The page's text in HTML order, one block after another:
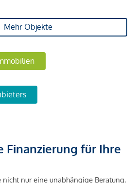
Mehr Objekte
Finanzierung für Ihre
nur eine unabhängige Beratung,